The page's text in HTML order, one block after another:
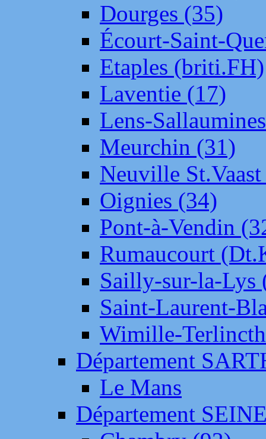
Dourges (35)
Écourt-Saint-
Etaples (briti.FH)
Laventie (17)
Lens-
Meurchin (31)
Neuville
Oignies (34)
Pont-à-Vendin
Rumaucourt
Sailly-sur-la-Lys
Saint-Laurent-
Wimille-
Département
Le Mans
Département